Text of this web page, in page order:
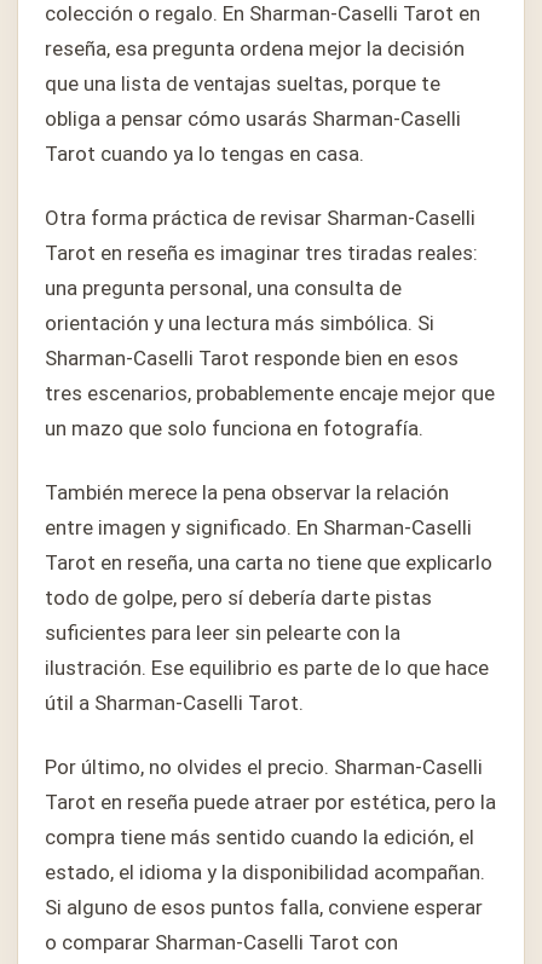
colección o regalo. En Sharman-Caselli Tarot en
reseña, esa pregunta ordena mejor la decisión
que una lista de ventajas sueltas, porque te
obliga a pensar cómo usarás Sharman-Caselli
Tarot cuando ya lo tengas en casa.
Otra forma práctica de revisar Sharman-Caselli
Tarot en reseña es imaginar tres tiradas reales:
una pregunta personal, una consulta de
orientación y una lectura más simbólica. Si
Sharman-Caselli Tarot responde bien en esos
tres escenarios, probablemente encaje mejor que
un mazo que solo funciona en fotografía.
También merece la pena observar la relación
entre imagen y significado. En Sharman-Caselli
Tarot en reseña, una carta no tiene que explicarlo
todo de golpe, pero sí debería darte pistas
suficientes para leer sin pelearte con la
ilustración. Ese equilibrio es parte de lo que hace
útil a Sharman-Caselli Tarot.
Por último, no olvides el precio. Sharman-Caselli
Tarot en reseña puede atraer por estética, pero la
compra tiene más sentido cuando la edición, el
estado, el idioma y la disponibilidad acompañan.
Si alguno de esos puntos falla, conviene esperar
o comparar Sharman-Caselli Tarot con